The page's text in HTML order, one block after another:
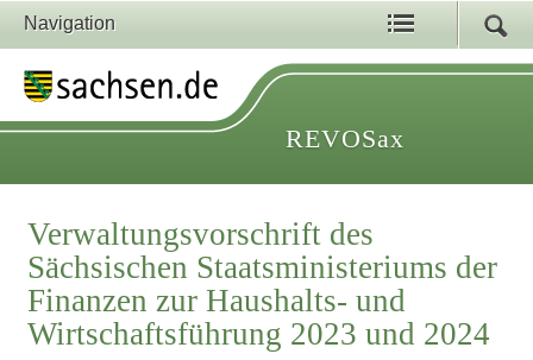
Navigation
REVOSax
Verwaltungsvorschrift des
Sächsischen Staatsministeriums der
Finanzen zur Haushalts- und
Wirtschaftsführung 2023 und 2024